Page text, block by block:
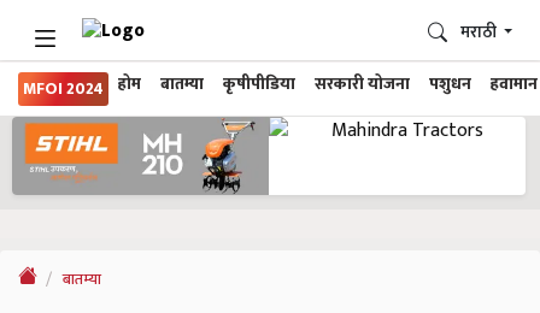
MFOI 2024 होम बातम्या कृषीपीडिया सरकारी योजना पशुधन हवामान
मराठी
बातम्या